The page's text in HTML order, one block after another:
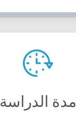
مدة الدراسة